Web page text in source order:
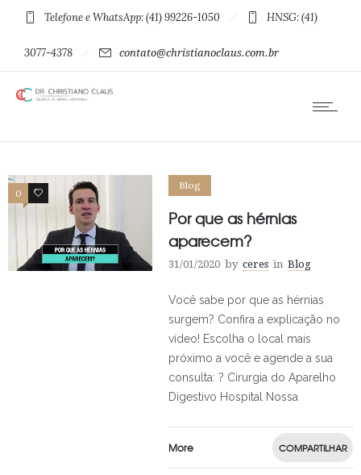
Telefone e WhatsApp: (41) 99226-1050 HNSG: (41)
3077-4378 contato@christianoclaus.com.br
0 0
Blog
Por que as hérnias
aparecem?
31/01/2020 by ceres in Blog
Você sabe por que as hérnias
surgem? Confira a explicação no
vídeo! Escolha o local mais
próximo a você e agende a sua
consulta: ? Cirurgia do Aparelho
Digestivo Hospital Nossa
More COMPARTILHAR